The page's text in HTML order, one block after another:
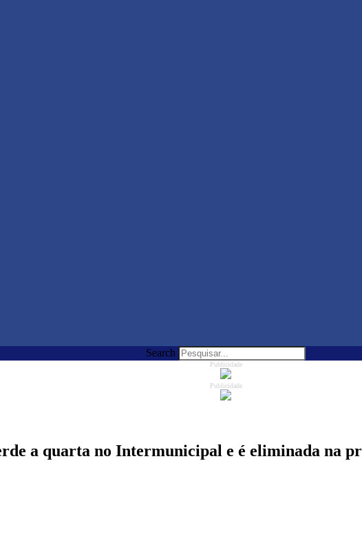
Search
Publicidade
Publicidade
a quarta no Intermunicipal e é eliminada na